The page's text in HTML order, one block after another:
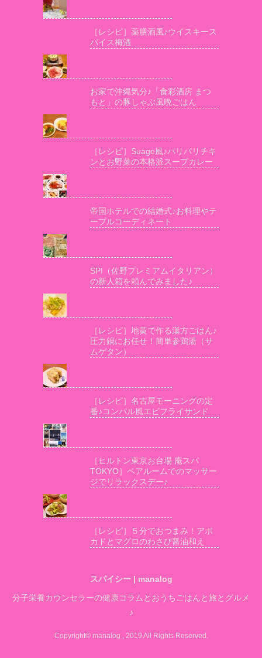
［レシピ］薬膳酒風♪ウイスキース
パイス梅酒
お家で沖縄気分♪「食彩酒房 まつ
もと」の豚しゃぶ風晩ごはん
［レシピ］Suage風♪パリパリチキ
ンとお野菜の本格派スープカレー
帝国ホテルでの結婚式♪お料理やテ
ーブルコーディネート
SPI（佐野プレミアムイタリアン）
の新人箱を頼んでみました♪
［レシピ］地黄で作る漢方ごはん♪
圧力鍋にお任せ！簡単参鶏湯（サ
ムゲタン）
［レシピ］名古屋モーニングの定
番♪コンパル風エビフライサンド
［ヒルトン東京お台場 庵スパ
TOKYO］ペアルームでのマッサー
ジでリラックスデー♪
［レシピ］５分でおつまみ！アボ
カドとマグロのわさび醤油和え
スパイシー | manalog
分子栄養カウンセラーの健康コラムとおうちごはんと旅とグルメ
♪
Copyright© manalog , 2019 All Rights Reserved.